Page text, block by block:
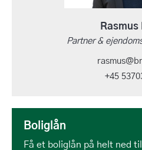
Rasmus
Partner &
+45
Boliglån
Få et boliglån på helt ned